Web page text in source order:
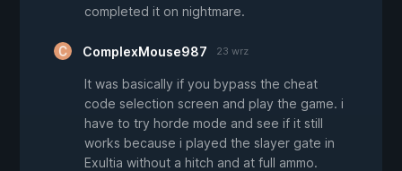
completed it on nightmare.
ComplexMouse987 23 wrz
It was basically if you bypass the cheat
code selection screen and play the game. i
have to try horde mode and see if it still
works because i played the slayer gate in
Exultia without a hitch and at full ammo.